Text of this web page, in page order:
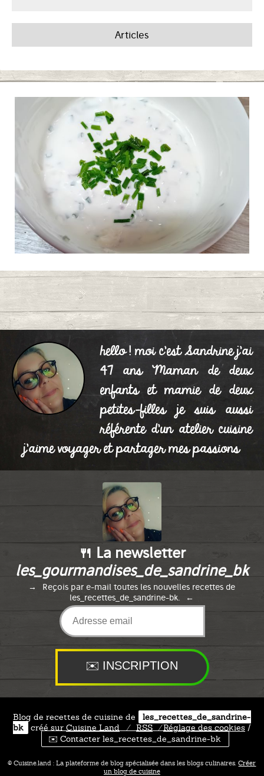
Articles
SAUCE DE LUX À MA
FAÇON
Publié le 28/06/2024 à 18:43
hello ! moi c'est Sandrine j'ai
47 ans Maman de deux
enfants et mamie de deux
petites-filles je suis aussi
référente d'un atelier cuisine
j'aime voyager et partager mes passions
🍴 La newsletter
les_gourmandises_de_sandrine_bk
Reçois par e-mail toutes les nouvelles recettes de
les_recettes_de_sandrine-bk.
Blog de recettes de cuisine de
les_recettes_de_sandrine-
bk
créé sur Cuisine Land ⁄ RSS ⁄Réglage des cookies /
✉️ Contacter les_recettes_de_sandrine-bk
© Cuisine.land : La plateforme de blog spécialisée dans les blogs culinaires.Créer
un blog de cuisine